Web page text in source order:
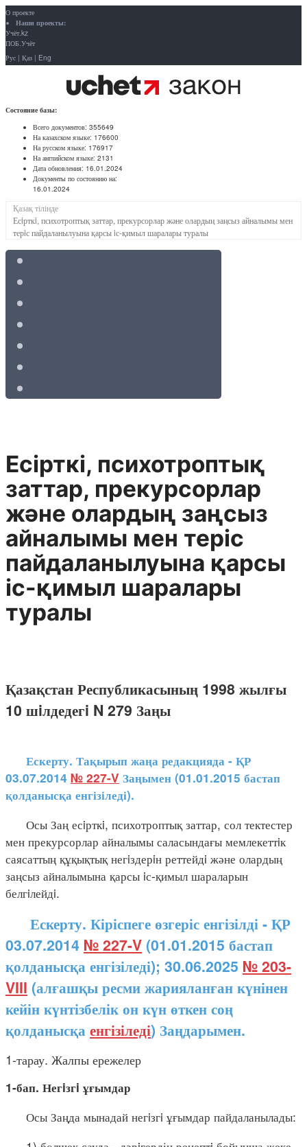
О проекте
Наши проекты:
Учёт.kz
ПОБ.Учёт
Рус | Қаз | Eng
Состояние базы:
Всего документов: 355649
На казахском языке: 176600
На русском языке: 176917
На английском языке: 2131
Дата обновления: 16.01.2024
Документы по состоянию на:
16.01.2024
Қазақ тілінде
Есiрткi, психотроптық заттар, прекурсорлар және олардың заңсыз айналымы мен
терiс пайдаланылуына қарсы iс-қимыл шаралары туралы
Есiрткi, психотроптық
заттар, прекурсорлар
және олардың заңсыз
айналымы мен терiс
пайдаланылуына қарсы
iс-қимыл шаралары
туралы
Қазақстан Республикасының 1998 жылғы
10 шiлдедегi N 279 Заңы
Ескерту. Тақырып жаңа редакцияда - ҚР
03.07.2014 № 227-V Заңымен (01.01.2015 бастап
қолданысқа енгізіледі).
Осы Заң есiрткi, психотроптық заттар, сол тектестер
мен прекурсорлар айналымы саласындағы мемлекеттiк
саясаттың құқықтық негiздерiн реттейдi және олардың
заңсыз айналымына қарсы iс-қимыл шараларын
белгiлейдi.
Ескерту. Кіріспеге өзгеріс енгізілді - ҚР
03.07.2014 № 227-V (01.01.2015 бастап
қолданысқа енгізіледі); 30.06.2025 № 203-
VIII (алғашқы ресми жарияланған күнінен
кейін күнтізбелік он күн өткен соң
қолданысқа енгізіледі) Заңдарымен.
1-тарау. Жалпы ережелер
1-бап. Негiзгi ұғымдар
Осы Заңда мынадай негiзгi ұғымдар пайдаланылады: